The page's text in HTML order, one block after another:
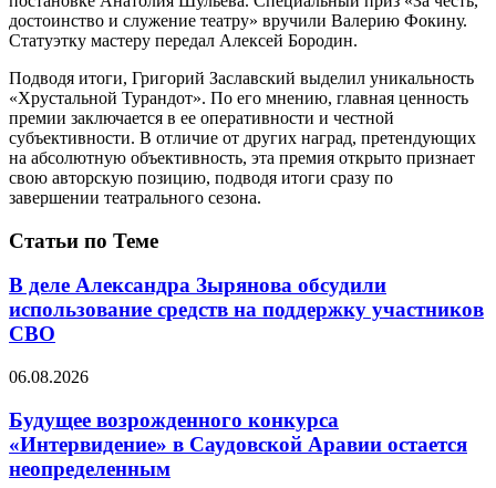
достоинство и служение театру» вручили Валерию Фокину.
Статуэтку мастеру передал Алексей Бородин.
Подводя итоги, Григорий Заславский выделил уникальность
«Хрустальной Турандот». По его мнению, главная ценность
премии заключается в ее оперативности и честной
субъективности. В отличие от других наград, претендующих
на абсолютную объективность, эта премия открыто признает
свою авторскую позицию, подводя итоги сразу по
завершении театрального сезона.
Статьи по Теме
В деле Александра Зырянова обсудили
использование средств на поддержку участников
СВО
06.08.2026
Будущее возрожденного конкурса
«Интервидение» в Саудовской Аравии остается
неопределенным